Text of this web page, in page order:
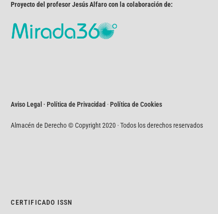
Proyecto del profesor Jesús Alfaro con la colaboración de:
Aviso Legal · Política de Privacidad ·Política de Cookies
Almacén de Derecho © Copyright 2020 · Todos los derechos reservados
CERTIFICADO ISSN